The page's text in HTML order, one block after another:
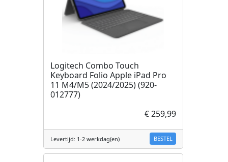
Logitech Combo Touch
Keyboard Folio Apple iPad Pro
11 M4/M5 (2024/2025) (920-
012777)
€ 259,99
Levertijd: 1-2 werkdag(en) BESTEL